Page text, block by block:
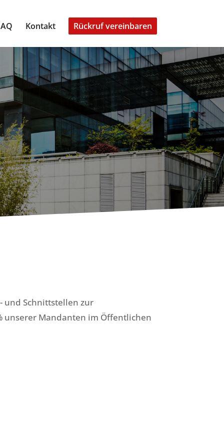
Kontakt Rückruf vereinbaren
und Schnittstellen zur
unserer Mandanten im Öffentlichen